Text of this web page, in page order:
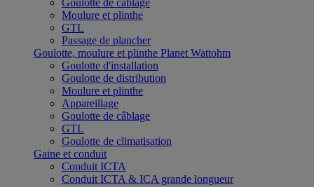
Goulotte de câblage
Moulure et plinthe
GTL
Passage de plancher
Goulotte, moulure et plinthe Planet Wattohm
Goulotte d'installation
Goulotte de distribution
Moulure et plinthe
Appareillage
Goulotte de câblage
GTL
Goulotte de climatisation
Gaine et conduit
Conduit ICTA
Conduit ICTA & ICA grande longueur